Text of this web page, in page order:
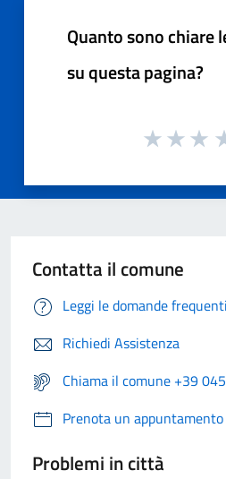
Quanto sono chiare
su questa pagina?
Contatta il comune
Leggi le domande frequenti
Richiedi Assistenza
Chiama il comune +39
Prenota un appuntamento
Problemi in città